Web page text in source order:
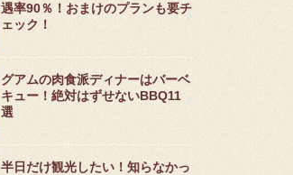
遇率90％！おまけのプランも要チ
ェック！
グアムの肉食派ディナーはバーベ
キュー！絶対はずせないBBQ11
選
半日だけ観光したい！知らなかっ